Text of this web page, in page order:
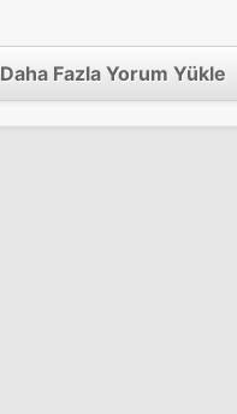
Daha Fazla Yorum Yükle